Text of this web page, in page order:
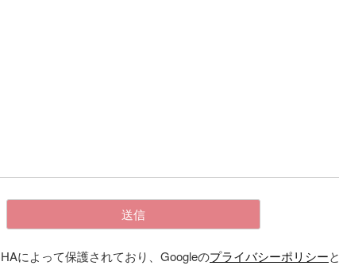
によって保護されており、Googleのプライバシーポリシーと